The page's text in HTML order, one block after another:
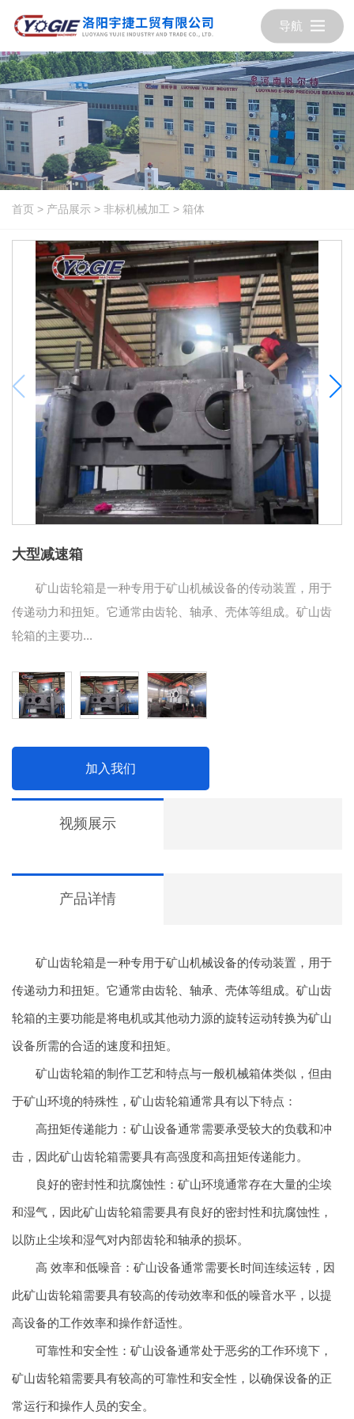
导航
首页 > 产品展示 > 非标机械加工 > 箱体
大型减速箱
矿山齿轮箱是一种专用于矿山机械设备的传动装置，用于
传递动力和扭矩。它通常由齿轮、轴承、壳体等组成。矿山齿
轮箱的主要功...
加入我们
视频展示
产品详情
矿山齿轮箱是一种专用于矿山机械设备的传动装置，用于
传递动力和扭矩。它通常由齿轮、轴承、壳体等组成。矿山齿
轮箱的主要功能是将电机或其他动力源的旋转运动转换为矿山
设备所需的合适的速度和扭矩。
矿山齿轮箱的制作工艺和特点与一般机械箱体类似，但由
于矿山环境的特殊性，矿山齿轮箱通常具有以下特点：
高扭矩传递能力：矿山设备通常需要承受较大的负载和冲
击，因此矿山齿轮箱需要具有高强度和高扭矩传递能力。
良好的密封性和抗腐蚀性：矿山环境通常存在大量的尘埃
和湿气，因此矿山齿轮箱需要具有良好的密封性和抗腐蚀性，
以防止尘埃和湿气对内部齿轮和轴承的损坏。
高 效率和低噪音：矿山设备通常需要长时间连续运转，因
此矿山齿轮箱需要具有较高的传动效率和低的噪音水平，以提
高设备的工作效率和操作舒适性。
可靠性和安全性：矿山设备通常处于恶劣的工作环境下，
矿山齿轮箱需要具有较高的可靠性和安全性，以确保设备的正
常运行和操作人员的安全。